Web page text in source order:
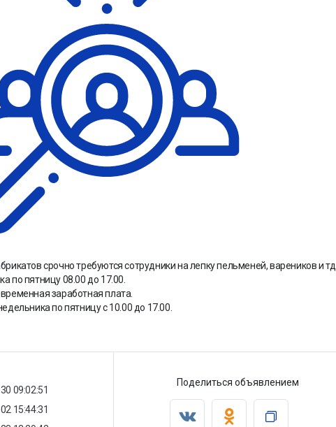
срочно требуются сотрудники на лепку пельмeнeй, вapeников и тд.
по пятницу 08.00 до 17.00.
заработная плата.
по пятницу с 10.00 до 17.00.
09:02:51
15:44:31
Поделиться объявлением